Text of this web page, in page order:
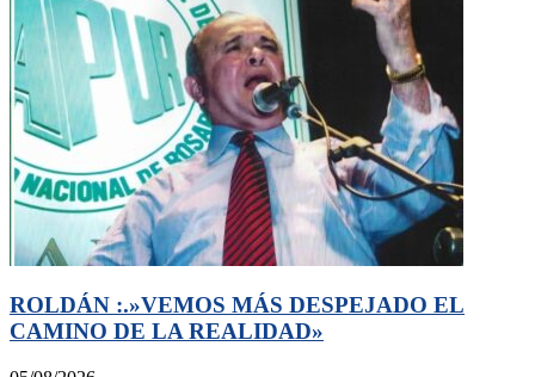
ROLDÁN :.»VEMOS MÁS DESPEJADO EL
CAMINO DE LA REALIDAD»